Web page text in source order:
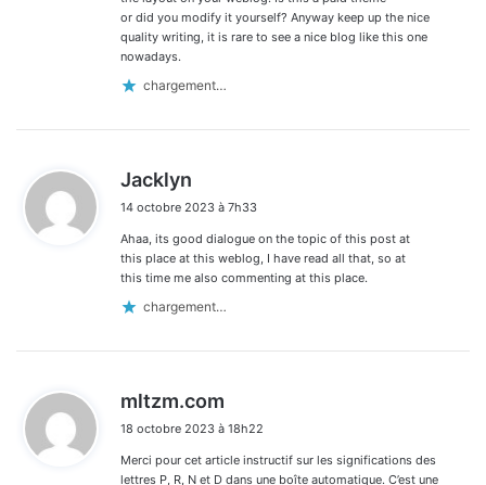
or did you modify it yourself? Anyway keep up the nice
quality writing, it is rare to see a nice blog like this one
nowadays.
chargement…
Jacklyn
t
:
14 octobre 2023 à 7h33
Ahaa, its good dialogue on the topic of this post at
this place at this weblog, I have read all that, so at
this time me also commenting at this place.
chargement…
mltzm.com
:
18 octobre 2023 à 18h22
Merci pour cet article instructif sur les significations des
lettres P, R, N et D dans une boîte automatique. C’est une